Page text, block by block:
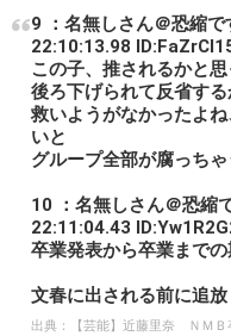
9 ：名無しさん＠恐縮
22:10:13.98
この子、推されるかと
後ろ下げられて反省す
救いようがなかったよ
いと
グループ全部が腐っちゃ
10 ：名無しさん＠恐
22:11:04.43
卒業発表から卒業まで
文春に出される前に追放
出典：
【芸能】近藤里奈 ＮＭＢ